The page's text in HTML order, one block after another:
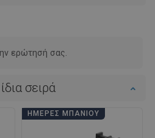
ερώτησή σας.
σειρά
ΗΜΈΡΕΣ ΜΠΆΝΙΟΥ